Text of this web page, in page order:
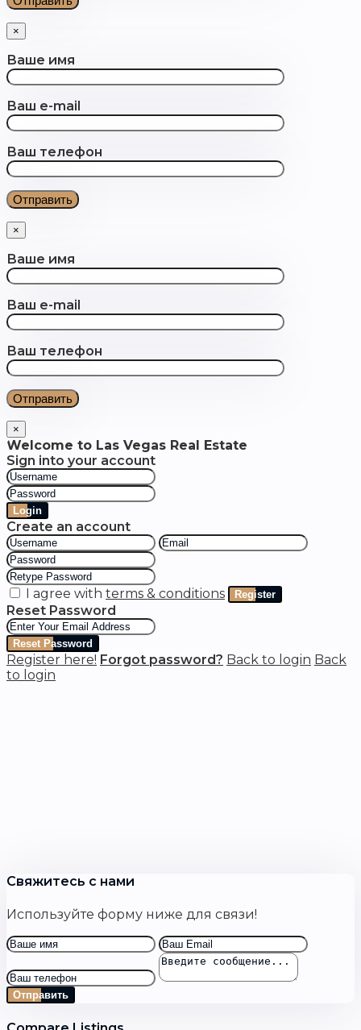
×
Ваше имя
Ваш e-mail
Ваш телефон
×
Ваше имя
Ваш e-mail
Ваш телефон
×
Welcome to Las Vegas Real Estate
Sign into your account
Login
Create an account
I agree with terms & conditions Register
Reset Password
Reset Password
Register here! Forgot password? Back to login Back
to login
Свяжитесь с нами
Используйте форму ниже для связи!
Отправить